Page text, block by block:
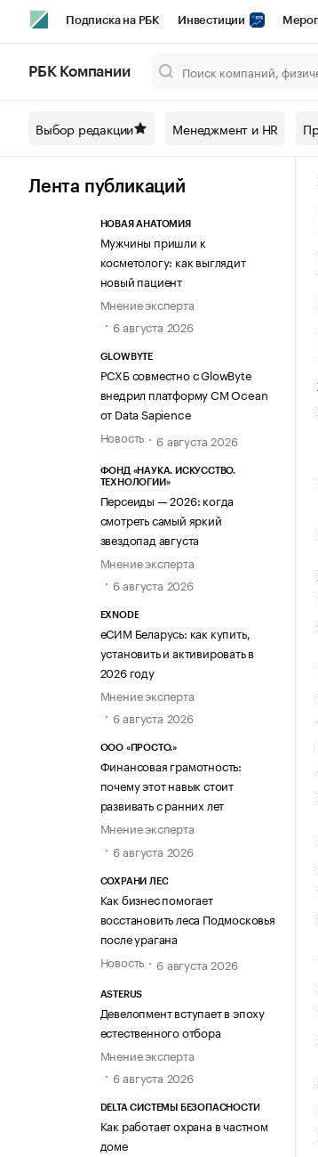
Подписка на РБК Инвестиции
Спецпроекты СПб Конференции СПб
Технологии и медиа Рынок
РБК Компании
Выбор редакции Менеджмент и HR
Лента публикаций
НОВАЯ АНАТОМИЯ
Мужчины пришли к
косметологу: как выглядит
новый пациент
Мнение эксперта
6 августа 2026
GLOWBYTE
РСХБ совместно с GlowByte
внедрил платформу CM Ocean
от Data Sapience
Новость
6 августа 2026
ФОНД «НАУКА. ИСКУССТВО.
ТЕХНОЛОГИИ»
Персеиды — 2026: когда
смотреть самый яркий
звездопад августа
Мнение эксперта
6 августа 2026
EXNODE
еСИМ Беларусь: как купить,
установить и активировать в
2026 году
Мнение эксперта
6 августа 2026
ООО «ПРОСТО.»
Финансовая грамотность:
почему этот навык стоит
развивать с ранних лет
Мнение эксперта
6 августа 2026
СОХРАНИ ЛЕС
Как бизнес помогает
восстановить леса Подмосковья
после урагана
Новость
6 августа 2026
ASTERUS
Девелопмент вступает в эпоху
естественного отбора
Мнение эксперта
6 августа 2026
DELTA СИСТЕМЫ БЕЗОПАСНОСТИ
Как работает охрана в частном
доме